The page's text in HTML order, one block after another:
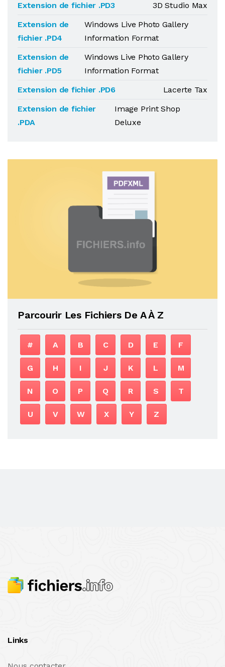
Extension de fichier .PD3
3D Studio Max
Extension de
fichier .PD4
Windows Live Photo Gallery
Information Format
Extension de
fichier .PD5
Windows Live Photo Gallery
Information Format
Extension de fichier .PD6
Lacerte Tax
Extension de fichier
.PDA
Image Print Shop
Deluxe
Parcourir Les Fichiers De A À Z
# A B C D E F
G H I J K L M
N O P Q R S T
U V W X Y Z
Links